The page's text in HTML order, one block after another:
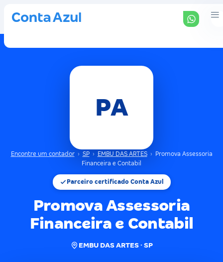
PA
Encontre um contador › SP › EMBU DAS ARTES ›
Promova Assessoria
Financeira e Contabil
Parceiro certificado Conta Azul
Promova Assessoria
Financeira e Contabil
EMBU DAS ARTES · SP